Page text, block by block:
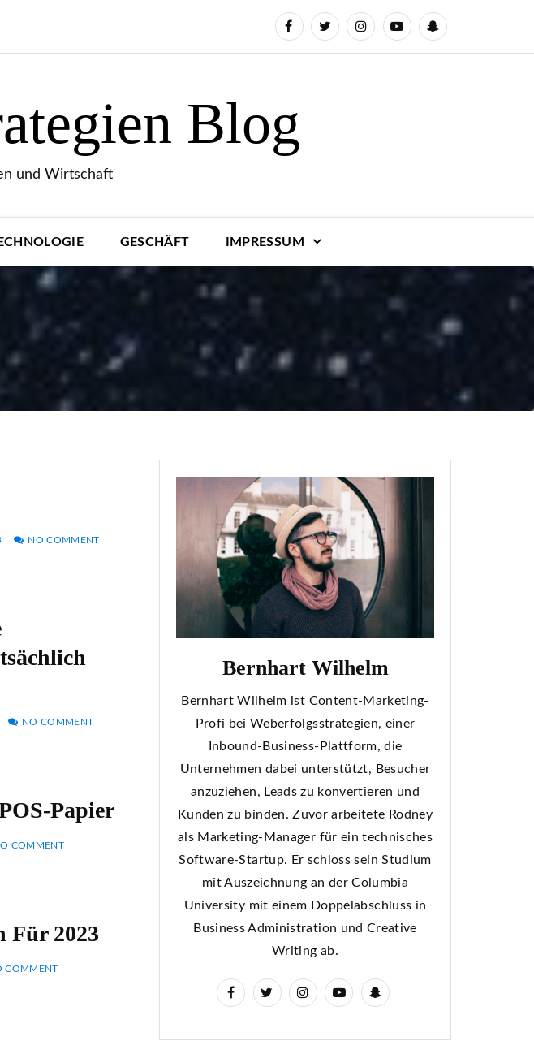
Blog
und Wirtschaft
GESCHÄFT IMPRESSUM
NO COMMENT
NO COMMENT
Papier
COMMENT
Für 2023
COMMENT
Bernhart Wilhelm
Bernhart Wilhelm ist Content-Marketing-
Profi bei Weberfolgsstrategien, einer
Inbound-Business-Plattform, die
Unternehmen dabei unterstützt, Besucher
anzuziehen, Leads zu konvertieren und
Kunden zu binden. Zuvor arbeitete Rodney
als Marketing-Manager für ein technisches
Software-Startup. Er schloss sein Studium
mit Auszeichnung an der Columbia
University mit einem Doppelabschluss in
Business Administration und Creative
Writing ab.